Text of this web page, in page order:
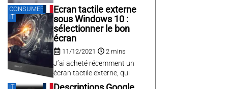
more than a decade. This
has proven to be very
useful as all hard drives,
regardless the quality, will
fail one day. In my case,
almost a third of my drives
have failed,...
CONSUMER
IT
Ecran tactile externe
sous Windows 10 :
sélectionner le bon
écran
11/12/2021 2 mins
J’ai acheté récemment un
écran tactile externe, qui
m’a surpris par ses
IT